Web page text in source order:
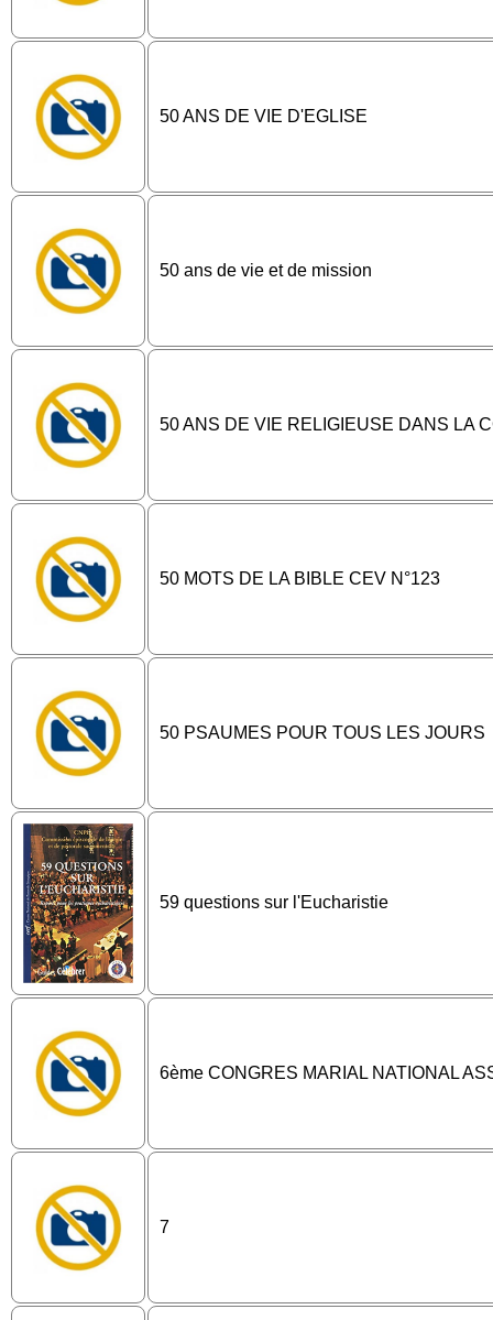
50 ANS DE VIE D'EGLISE
50 ans de vie et de mission
50 ANS DE VIE RELIGIEUSE DANS LA
50 MOTS DE LA BIBLE CEV N°123
50 PSAUMES POUR TOUS LES JOURS
59 questions sur l'Eucharistie
6ème CONGRES MARIAL NATIONAL
7